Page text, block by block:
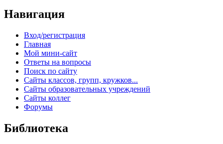
Навигация
Вход/регистрация
Главная
Мой мини-сайт
Ответы на вопросы
Поиск по сайту
Сайты классов, групп, кружков...
Сайты образовательных учреждений
Сайты коллег
Форумы
Библиотека